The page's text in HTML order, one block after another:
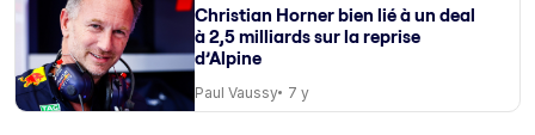
Christian Horner bien lié à un deal
à 2,5 milliards sur la reprise
d’Alpine
Paul Vaussy 7 y